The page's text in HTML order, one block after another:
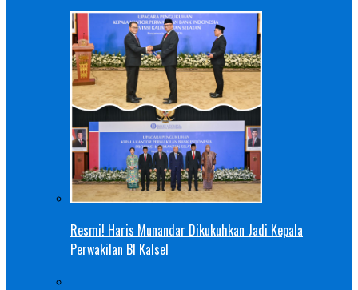
Resmi! Haris Munandar Dikukuhkan Jadi Kepala
Perwakilan BI Kalsel